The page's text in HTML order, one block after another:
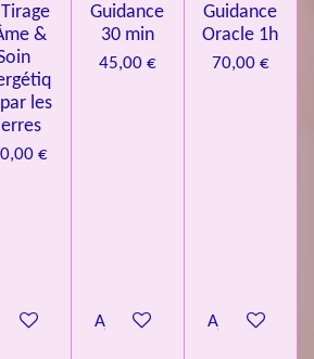
&
les
€
au panier
Guidance
30 min
45,00 €
Ajouter au panier
Guidance
Oracle 1h
70,00 €
Ajouter au